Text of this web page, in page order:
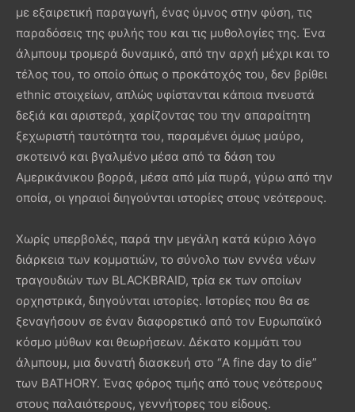
με εξαιρετική παραγωγή, ένας ύμνος στην φύση, τις
παραδόσεις της φυλής του και τις μυθολογίες της. Ένα
άλμπουμ τρομερά δυναμικό, από την αρχή μέχρι και το
τέλος του, το οποίο όπως ο προκάτοχός του, δεν βρίθει
ethnic στοιχείων, απλώς υφίστανται κάποια πνευστά
δεξιά και αριστερά, χαρίζοντας του την απαραίτητη
ξεχωριστή ταυτότητα του, παραμένει όμως μαύρο,
σκοτεινό και βγαλμένο μέσα από τα δάση του
Αμερικάνικου βορρά, μέσα από μία πυρά, γύρω από την
οποία, οι γηραιοί διηγούνται ιστορίες στους νεότερους.
Χωρίς υπερβολές, παρά την μεγάλη κατά κύριο λόγο
διάρκεια των κομματιών, το σύνολο των εννέα νέων
τραγουδιών των BLACKBRAID, τρία εκ των οποίων
ορχηστρικά, διηγούνται ιστορίες. Ιστορίες που θα σε
ξεναγήσουν σε έναν διαφορετικό από τον Ευρωπαϊκό
κόσμο μύθων και θεωρήσεων. Δέκατο κομμάτι του
άλμπουμ, μια δυνατή διασκευή στο “A fine day to die”
των BATHORY. Ένας φόρος τιμής από τους νεότερους
στους παλαιότερους, γεννήτορες του είδους.